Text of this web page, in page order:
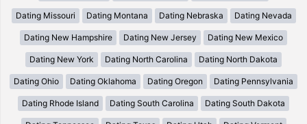
Dating Missouri Dating Montana Dating Nebraska Dating Nevada
Dating New Hampshire Dating New Jersey Dating New Mexico
Dating New York Dating North Carolina Dating North Dakota
Dating Ohio Dating Oklahoma Dating Oregon Dating Pennsylvania
Dating Rhode Island Dating South Carolina Dating South Dakota